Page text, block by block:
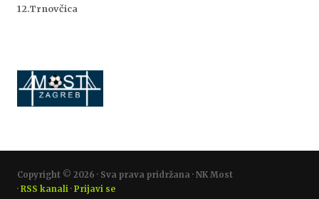
12.Trnovčica
Copyright © 2026 · Sva prava pridržana · NK Most
· RSS kanali · Prijavi se